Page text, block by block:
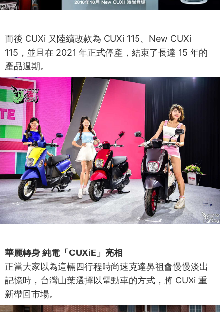
而後 CUXi 又陸續改款為 CUXi 115、New CUXi
115，並且在 2021 年正式停產，結束了長達 15 年的
產品週期。
華麗轉身 純電「CUXiE」亮相
正當大家以為這輛四行程時尚速克達鼻祖會慢慢淡出
記憶時，台灣山葉選擇以電動車的方式，將 CUXi 重
新帶回市場。